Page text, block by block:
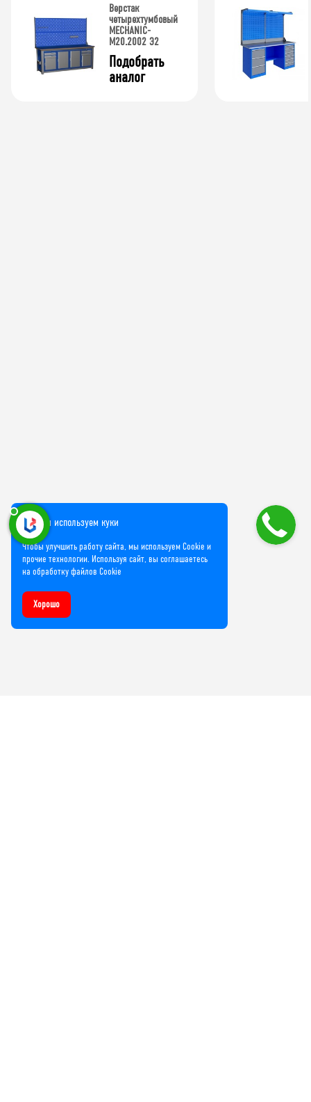
Верстак
четырехтумбовый
MECHANIC-
М20.2002 Э2
Подобрать
аналог
Мы используем куки
Чтобы улучшить работу сайта, мы используем Cookie и
прочие технологии. Используя сайт, вы соглашаетесь
на обработку файлов Cookie
Хорошо